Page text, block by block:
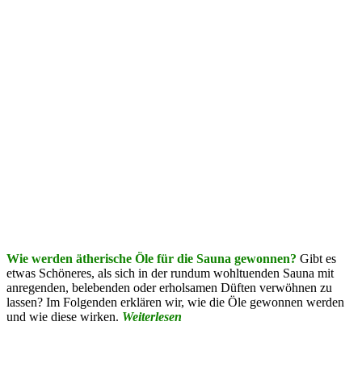
Wie werden ätherische Öle für die Sauna gewonnen? Gibt es
etwas Schöneres, als sich in der rundum wohltuenden Sauna mit
anregenden, belebenden oder erholsamen Düften verwöhnen zu
lassen? Im Folgenden erklären wir, wie die Öle gewonnen werden
und wie diese wirken. Weiterlesen